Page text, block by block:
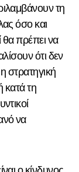
τη
όσο και
θα πρέπει να
ότι δεν
στρατηγική
κατά τη
να